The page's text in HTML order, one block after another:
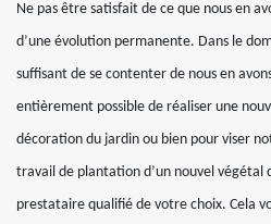
Ne pas être satisfait de ce que nous en
d’une évolution permanente. Dans le
suffisant de se contenter de nous en
entièrement possible de réaliser une
décoration du jardin ou bien pour viser
travail de plantation d’un nouvel végétal
prestataire qualifié de votre choix. Cela